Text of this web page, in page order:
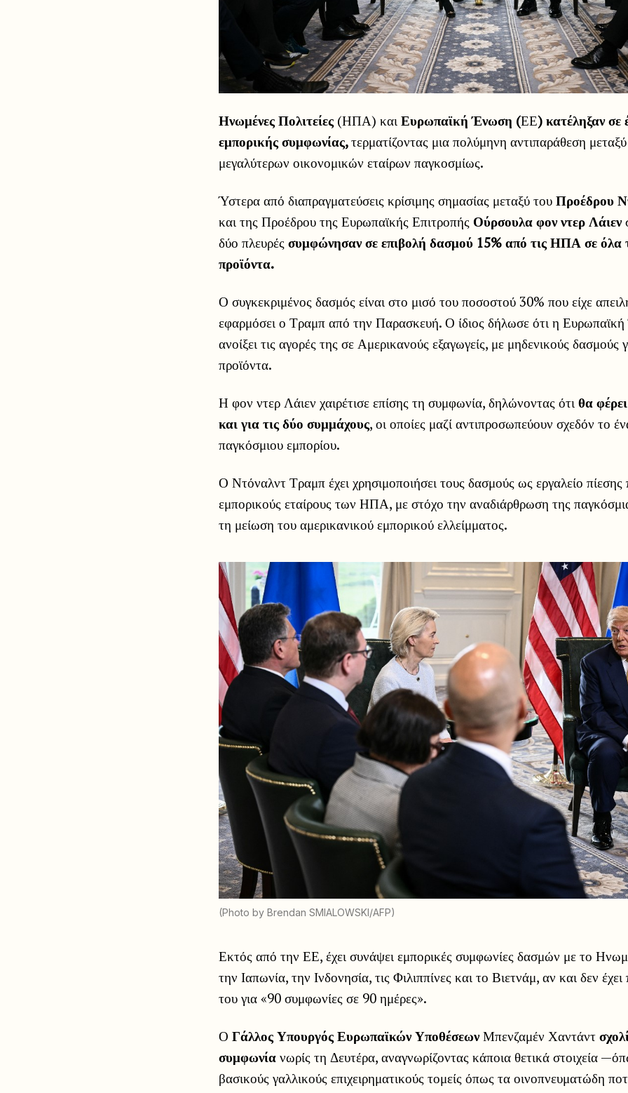
Ηνωμένες Πολιτείες (ΗΠΑ) και Ευρωπαϊκή Ένωση (ΕΕ) κατέληξαν σε
εμπορικής συμφωνίας,τερματίζοντας μια πολύμηνη αντιπαράθεση
μεγαλύτερων οικονομικών εταίρων παγκοσμίως.
Ύστερα από διαπραγματεύσεις κρίσιμης σημασίας μεταξύ του Προέδρου
και της Προέδρου της Ευρωπαϊκής Επιτροπής Ούρσουλα φον ντερ Λάιεν
δύο πλευρές συμφώνησαν σε επιβολή δασμού 15% από τις ΗΠΑ σε όλα
προϊόντα.
Ο συγκεκριμένος δασμός είναι στο μισό του ποσοστού 30% που είχε
εφαρμόσει ο Τραμπ από την Παρασκευή. Ο ίδιος δήλωσε ότι η
ανοίξει τις αγορές της σε Αμερικανούς εξαγωγείς, με μηδενικούς δασμούς
προϊόντα.
Η φον ντερ Λάιεν χαιρέτισε επίσης τη συμφωνία, δηλώνοντας ότι θα
και για τις δύο συμμάχους, οι οποίες μαζί αντιπροσωπεύουν σχεδόν το
παγκόσμιου εμπορίου.
Ο Ντόναλντ Τραμπ έχει χρησιμοποιήσει τους δασμούς ως εργαλείο πίεσης
εμπορικούς εταίρους των ΗΠΑ, με στόχο την αναδιάρθρωση της
τη μείωση του αμερικανικού εμπορικού ελλείμματος.
(Photo by Brendan SMIALOWSKI/AFP)
Εκτός από την ΕΕ, έχει συνάψει εμπορικές συμφωνίες δασμών με το
την Ιαπωνία, την Ινδονησία, τις Φιλιππίνες και το Βιετνάμ, αν και δεν
του για «90 συμφωνίες σε 90 ημέρες».
Ο Γάλλος Υπουργός Ευρωπαϊκών ΥποθέσεωνΜπενζαμέν Χαντάντ
συμφωνία νωρίς τη Δευτέρα, αναγνωρίζοντας κάποια θετικά στοιχεία
βασικούς γαλλικούς επιχειρηματικούς τομείς όπως τα οινοπνευματώδη